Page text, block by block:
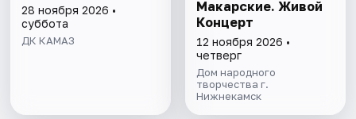
28 ноября 2026 •
суббота
ДК КАМАЗ
Макарские. Живой
Концерт
12 ноября 2026 •
четверг
Дом народного
творчества г.
Нижнекамск